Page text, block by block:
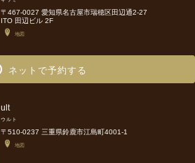
〒467-0027 愛知県名古屋市瑞穂区田辺通2-27
ITO 田辺ビル 2F
地図
ネットで予約する
ult
ウルト
〒510-0237 三重県鈴鹿市江島町4001-1
地図